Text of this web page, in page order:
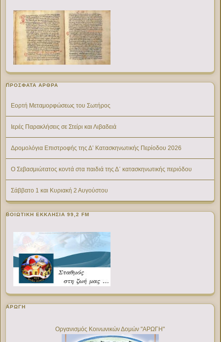
ΠΡΌΣΦΑΤΑ ΆΡΘΡΑ
Εορτή Μεταμορφώσεως του Σωτήρος
Ιερές Παρακλήσεις σε Στείρι και Λιβαδειά
Δρομολόγια Επιστροφής της Δ’ Κατασκηνωτικής Περίοδου 2026
Ο Σεβασμιώτατος κοντά στα παιδιά της Δ΄ κατασκηνωτικής περιόδου
Σάββατο 1 και Κυριακή 2 Αυγούστου
ΒΟΙΩΤΙΚΉ ΕΚΚΛΗΣΊΑ 99,2 FM
ΑΡΩΓΗ
Οργανισμός Κοινωνικών Δομών "ΑΡΩΓΗ"